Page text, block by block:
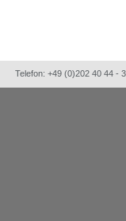
Telefon: +49 (0)202 40 44 -